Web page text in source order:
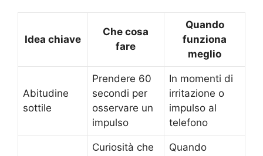
Idea chiave
Che cosa
fare
Quando
funziona
meglio
Abitudine
sottile
Prendere 60
secondi per
osservare un
impulso
In momenti di
irritazione o
impulso al
telefono
Curiosità che
Quando